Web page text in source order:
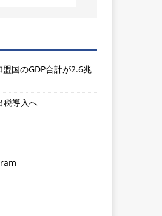
国のGDP合計が2.6兆
税導入へ